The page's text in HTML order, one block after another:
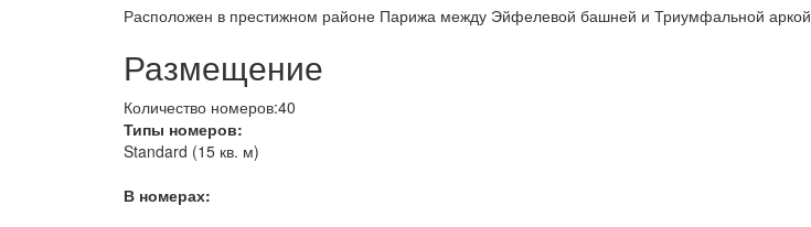
Расположен в престижном районе Парижа между Эйфелевой башней и Триумфальной аркой
Размещение
Количество номеров:40
Типы номеров:
Standard (15 кв. м)
В номерах: